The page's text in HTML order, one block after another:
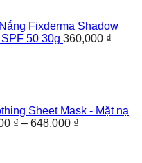
Fixderma Shadow
50 30g 360,000 ₫
Sheet Mask - Mặt nạ
₫ – 648,000 ₫